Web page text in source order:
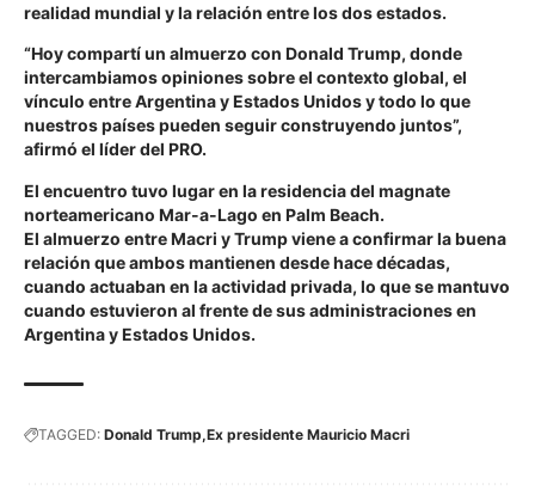
realidad mundial y la relación entre los dos estados.
“Hoy compartí un almuerzo con Donald Trump, donde
intercambiamos opiniones sobre el contexto global, el
vínculo entre Argentina y Estados Unidos y todo lo que
nuestros países pueden seguir construyendo juntos”,
afirmó el líder del PRO.
El encuentro tuvo lugar en la residencia del magnate
norteamericano Mar-a-Lago en Palm Beach.
El almuerzo entre Macri y Trump viene a confirmar la buena
relación que ambos mantienen desde hace décadas,
cuando actuaban en la actividad privada, lo que se mantuvo
cuando estuvieron al frente de sus administraciones en
Argentina y Estados Unidos.
TAGGED: Donald Trump Ex presidente Mauricio Macri